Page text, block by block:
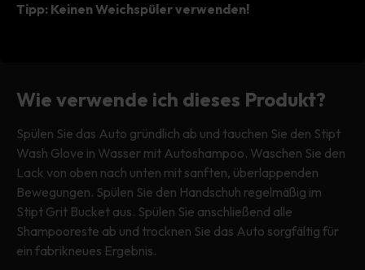
Tipp: Keinen Weichspüler verwenden!
Wie verwende ich dieses Produkt?
Spülen Sie das Auto gründlich ab und tauchen Sie den Stipt
Wash Glove in Wasser mit Autoshampoo. Waschen Sie den
Lack von oben nach unten mit sanften, überlappenden
Bewegungen. Spülen Sie den Handschuh regelmäßig im
Stipt Grit Bucket aus. Spülen Sie anschließend alle
Shampooreste ab und trocknen Sie das Auto sorgfältig für
ein fabrikneues Ergebnis.